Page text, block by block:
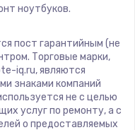
ноутбуков.
пост гарантийным (не
Торговые марки,
iq.ru, являются
знаками компаний
не с целью
услуг по ремонту, а с
о предоставляемых